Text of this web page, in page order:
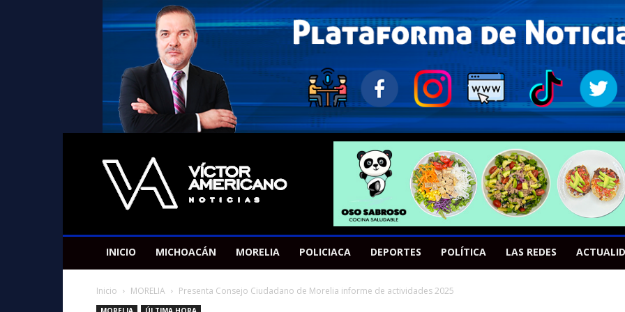
Americano
Victor
INICIO MICHOACÁN MORELIA POLICIACA DEPORTES POLÍTICA LAS REDES
Inicio MORELIA Presenta Consejo Ciudadano de Morelia informe de actividades 2025